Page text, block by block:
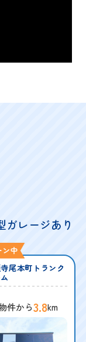
ガレージあり
尾本町トランク
件から3.8km